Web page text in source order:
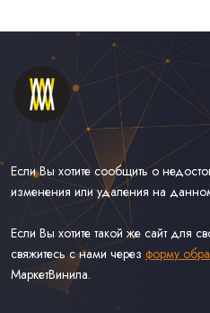
Если Вы хотите сообщить о
изменения или удаления на
Если Вы хотите такой же сайт для
свяжитесь с нами через форму
МаркетВинила.
Каталог Винила, CD и Кассет